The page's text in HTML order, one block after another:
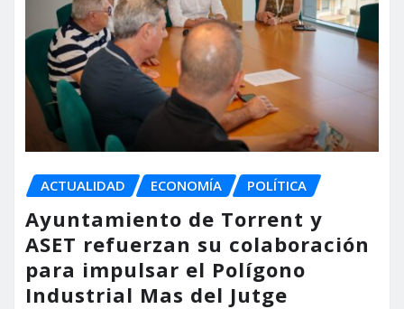
ACTUALIDAD ECONOMÍA POLÍTICA
Ayuntamiento de Torrent y
ASET refuerzan su colaboración
para impulsar el Polígono
Industrial Mas del Jutge